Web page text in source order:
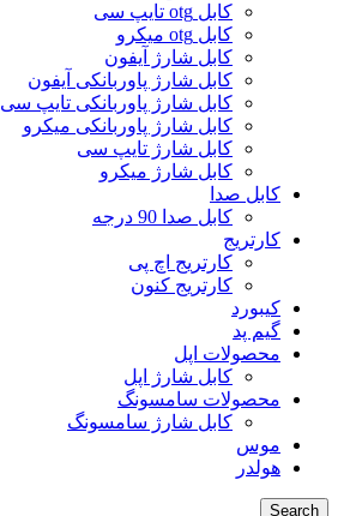
کابل otg تایپ سی
کابل otg میکرو
کابل شارژ آیفون
کابل شارژ پاوربانکی آیفون
کابل شارژ پاوربانکی تایپ سی
کابل شارژ پاوربانکی میکرو
کابل شارژ تایپ سی
کابل شارژ میکرو
کابل صدا
کابل صدا 90 درجه
کارتریج
کارتریج اچ پی
کارتریج کنون
کیبورد
گیم پد
محصولات اپل
کابل شارژ اپل
محصولات سامسونگ
کابل شارژ سامسونگ
موس
هولدر
Search